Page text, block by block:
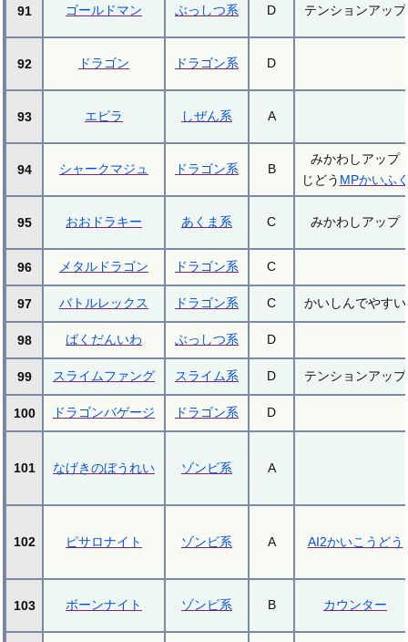
91 ゴールドマン ぶっしつ系 D テンションアップ
92 ドラゴン ドラゴン系 D
93 エビラ しぜん系 A
94 シャークマジュ ドラゴン系 B
みかわしアップ
じどう MPかいふ
95 おおドラキー あくま系 C みかわしアップ
96 メタルドラゴン ドラゴン系 C
97 バトルレックス ドラゴン系 C かいしんでやすい
98 ばくだんいわ ぶっしつ系 D
99 スライムファング スライム系 D テンションアップ
100 ドラゴンバゲージ ドラゴン系 D
101 なげきのぼうれい ゾンビ系 A
102 ピサロナイト ゾンビ系 A AI2かいこうどう
103 ボーンナイト ゾンビ系 B カウンター